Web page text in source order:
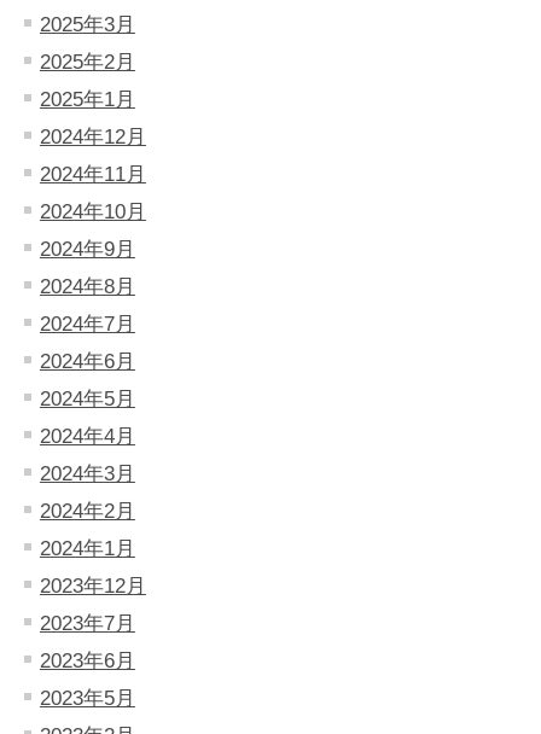
2025年3月
2025年2月
2025年1月
2024年12月
2024年11月
2024年10月
2024年9月
2024年8月
2024年7月
2024年6月
2024年5月
2024年4月
2024年3月
2024年2月
2024年1月
2023年12月
2023年7月
2023年6月
2023年5月